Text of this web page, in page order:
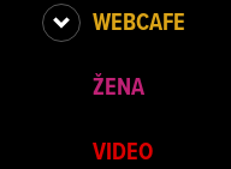
WEBCAFE
ŽENA
VIDEO